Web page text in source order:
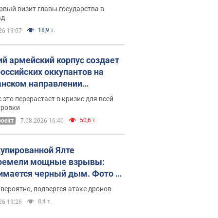
визит главы государства в
19:07 18,9 т.
армейский корпус создает
оккупантов на
направлении
дискомфорт: как это
это перерастает в кризис для всей
7.08.2026 16:40 50,6 т.
Ялте
мощные взрывы:
черный дым. Фото и
подвергся атаке дронов
13:26 8,4 т.